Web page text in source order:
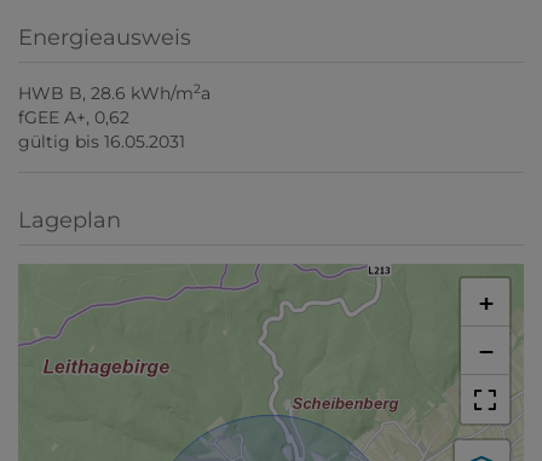
Energieausweis
HWB B, 28.6 kWh/m2a
fGEE A+, 0,62
gültig bis 16.05.2031
Lageplan
+
−